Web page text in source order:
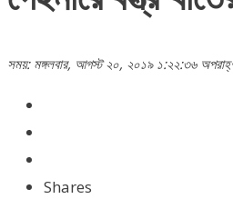
সময়: মঙ্গলবার, আগস্ট ২০, ২০১৯ ১:২২:৩৬
Shares